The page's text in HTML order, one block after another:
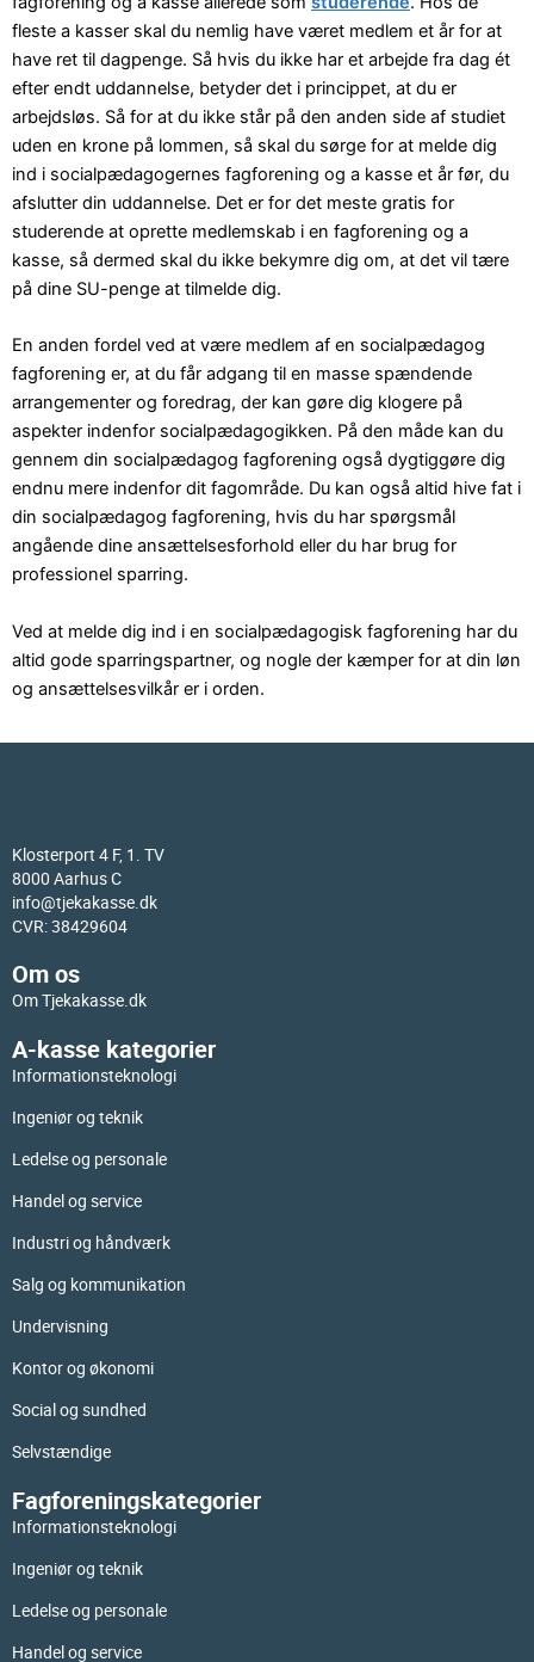
fleste a kasser skal du nemlig have været medlem et år for at
have ret til dagpenge. Så hvis du ikke har et arbejde fra dag ét
efter endt uddannelse, betyder det i princippet, at du er
arbejdsløs. Så for at du ikke står på den anden side af studiet
uden en krone på lommen, så skal du sørge for at melde dig
ind i socialpædagogernes fagforening og a kasse et år før, du
afslutter din uddannelse. Det er for det meste gratis for
studerende at oprette medlemskab i en fagforening og a
kasse, så dermed skal du ikke bekymre dig om, at det vil tære
på dine SU-penge at tilmelde dig.
En anden fordel ved at være medlem af en socialpædagog
fagforening er, at du får adgang til en masse spændende
arrangementer og foredrag, der kan gøre dig klogere på
aspekter indenfor socialpædagogikken. På den måde kan du
gennem din socialpædagog fagforening også dygtiggøre dig
endnu mere indenfor dit fagområde. Du kan også altid hive fat i
din socialpædagog fagforening, hvis du har spørgsmål
angående dine ansættelsesforhold eller du har brug for
professionel sparring.
Ved at melde dig ind i en socialpædagogisk fagforening har du
altid gode sparringspartner, og nogle der kæmper for at din løn
og ansættelsesvilkår er i orden.
Klosterport 4 F, 1. TV
8000 Aarhus C
info@tjekakasse.dk
CVR: 38429604
Om os
Om Tjekakasse.dk
A-kasse kategorier
Informationsteknologi
Ingeniør og teknik
Ledelse og personale
Handel og service
Industri og håndværk
Salg og kommunikation
Undervisning
Kontor og økonomi
Social og sundhed
Selvstændige
Fagforeningskategorier
Informationsteknologi
Ingeniør og teknik
Ledelse og personale
Handel og service